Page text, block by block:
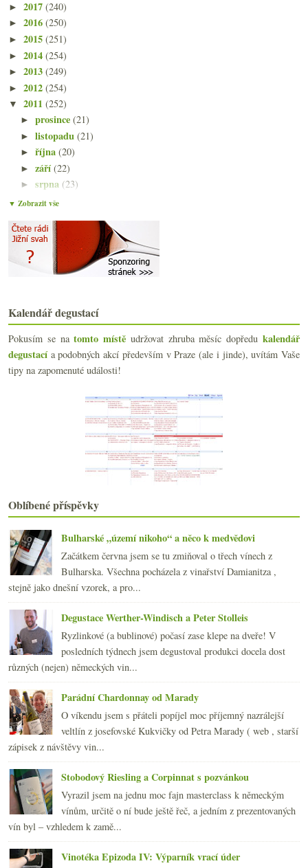
► 2017 (240)
► 2016 (250)
► 2015 (251)
► 2014 (254)
► 2013 (249)
► 2012 (254)
▼ 2011 (252)
►prosince(21)
►listopadu(21)
►října(20)
►září(22)
►srpna (23)
▼července
Řád víno, čeleď Trója, rod Salabka
Co uvaříte zahraniční návštěvě?
Družstevní bubliny z Limoux
*****, 20, 100 – degustace plná bodování
Jak mi (ne)chybí mi polosladká
Polonahé vinařky, nejlepší Sauvignon, červené do s...
Vinné sámoškovky do stovky a jedno skoro pivo
Terroir je když spojíte...
Pětice modrých portugalů do stovky…
Třikrát fajn víno v lese vypité
Plán na příštích čtrnáct dní…
V neobyčejné hospodě u Hestona Blumenthala
►února(20)
►2010(249)
►2009(249)
►2008(270)
►2007(108)
▼ Zobrazit vše
Kalendář degustací
Pokusím se natomto místě udržovat zhruba měsíc dopředukalendář
degustacía podobných akcí především v Praze (ale i jinde), uvítám Vaše
tipy na zapomenuté události!
Oblíbené příspěvky
Bulharské „území nikoho“ a něco k medvědovi
Začátkem června jsem se tu zmiňoval o třech vínech z
Bulharska. Všechna pocházela z vinařství Damianitza ,
stejně jako dnešní vzorek, a pro...
Degustace Werther-Windisch a Peter Stolleis
Ryzlinkové (a bublinové) počasí zase klepe na dveře! V
posledních týdnech jsem degustoval produkci docela dost
různých (nejen) německých vin...
Parádní Chardonnay od Marady
O víkendu jsem s přáteli popíjel moc příjemný nazrálejší
veltlín z josefovské Kukvičky od Petra Marady ( web , starší
zápisek z návštěvy vin...
Stobodový Riesling a Corpinnat s pozvánkou
Vyrazil jsem na jednu moc fajn masterclass k německým
vínům, určitě o ní bude ještě řeč, a jedním z prezentovaných
vín byl – vzhledem k zamě...
Vinotéka Epizoda IV: Výparník vrací úder